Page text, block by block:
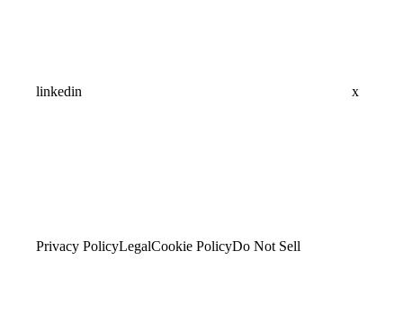
linkedin x
Privacy PolicyLegalCookie PolicyDo Not Sell